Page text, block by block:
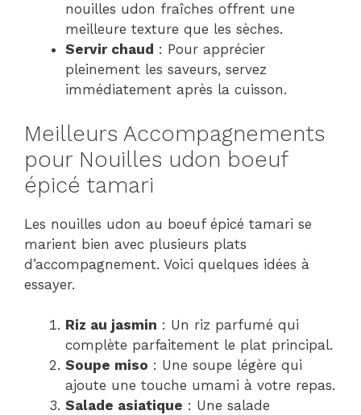
nouilles udon fraîches offrent une
meilleure texture que les sèches.
Servir chaud : Pour apprécier
pleinement les saveurs, servez
immédiatement après la cuisson.
Meilleurs Accompagnements
pour Nouilles udon boeuf
épicé tamari
Les nouilles udon au boeuf épicé tamari se
marient bien avec plusieurs plats
d’accompagnement. Voici quelques idées à
essayer.
Riz au jasmin : Un riz parfumé qui
complète parfaitement le plat principal.
Soupe miso : Une soupe légère qui
ajoute une touche umami à votre repas.
Salade asiatique : Une salade